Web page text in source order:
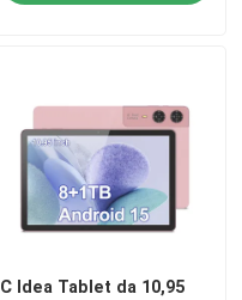
C Idea Tablet da 10,95